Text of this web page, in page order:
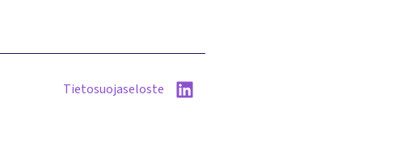
Tietosuojaseloste
LinkedIn